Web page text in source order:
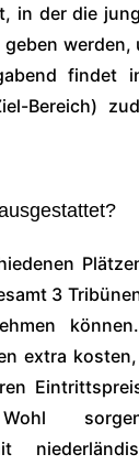
in der die
werden,
findet
Bereich)
3
extra